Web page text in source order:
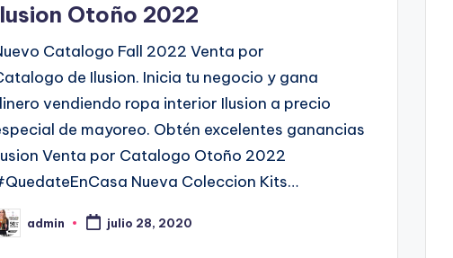
Otoño 2022
Catalogo Fall 2022 Venta por
de Ilusion. Inicia tu negocio y gana
vendiendo ropa interior Ilusion a precio
de mayoreo. Obtén excelentes ganancias
Venta por Catalogo Otoño 2022
Nueva Coleccion Kits…
admin julio 28, 2020